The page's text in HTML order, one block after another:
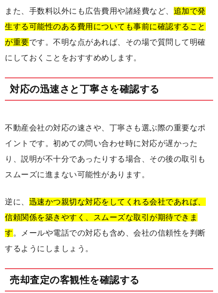
また、手数料以外にも広告費用や諸経費など、 追加で発
生する可能性のある費用についても事前に確認すること
が重要です。不明な点があれば、その場で質問して明確
にしておくことをおすすめめします。
対応の迅速さと丁寧さを確認する
不動産会社の対応の速さや、丁寧さも選ぶ際の重要なポ
イントです。初めての問い合わせ時に対応が遅かった
り、説明が不十分であったりする場合、その後の取引も
スムーズに進まない可能性があります。
逆に、 迅速かつ親切な対応をしてくれる会社であれば、
信頼関係を築きやすく、スムーズな取引が期待できま
す。メールや電話での対応も含め、会社の信頼性を判断
するようにしましょう。
売却査定の客観性を確認する